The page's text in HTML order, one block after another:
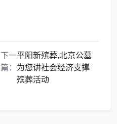
下一
篇：
平阳新殡葬,北京公墓
为您讲社会经济支撑
殡葬活动